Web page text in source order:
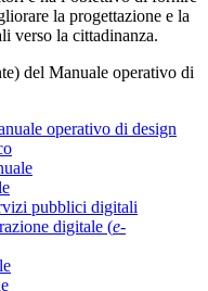
la progettazione e la
verso la cittadinanza.
del Manuale operativo di
operativo di design
pubblici digitali
digitale (e-